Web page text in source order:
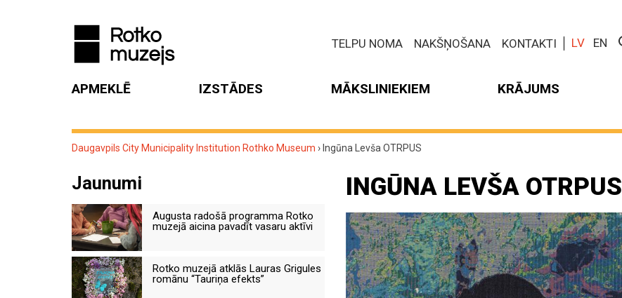
TELPU NOMA NAKŠŅOŠANA KONTAKTI LV EN
APMEKLĒ IZSTĀDES MĀKSLINIEKIEM KRĀJUMS
Daugavpils City Municipality Institution Rothko Museum ›Ingūna Levša OTRPUS
INGŪNA LEVŠA OTRPUS
Jaunumi
Augusta radošā programma Rotko
muzejā aicina pavadīt vasaru aktīvi
Rotko muzejā atklās Lauras Grigules
romānu “Tauriņa efekts”